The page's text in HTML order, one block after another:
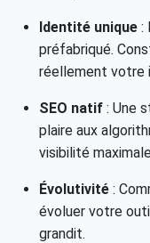
Identité unique :
préfabriqué.
réellement votre
SEO natif : Une
plaire aux
visibilité
Évolutivité :
évoluer votre
grandit.